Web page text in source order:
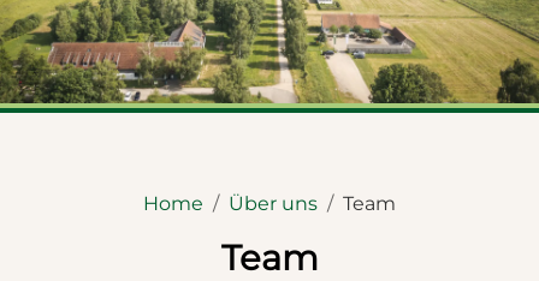
© Dietmar Denger
Home Über uns Team
Team